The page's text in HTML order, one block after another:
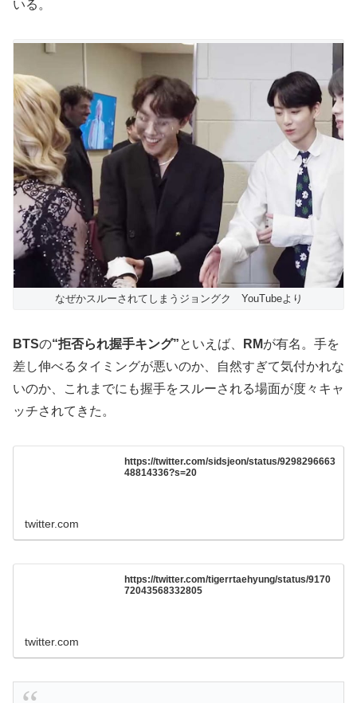
いる。
なぜかスルーされてしまうジョングク YouTubeより
BTSの“拒否られ握手キング”といえば、 RMが有名。手を
差し伸べるタイミングが悪いのか、自然すぎて気付かれな
いのか、これまでにも握手をスルーされる場面が度々キャ
ッチされてきた。
https://twitter.com/sidsjeon/status/9298296663
48814336?s=20
twitter.com
https://twitter.com/tigerrtaehyung/status/9170
72043568332805
twitter.com